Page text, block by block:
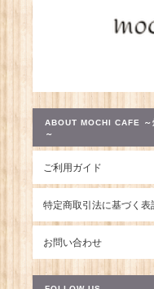
ABOUT MOCHI CAFE ～
～
ご利用ガイド
特定商取引法に基づく表
お問い合わせ